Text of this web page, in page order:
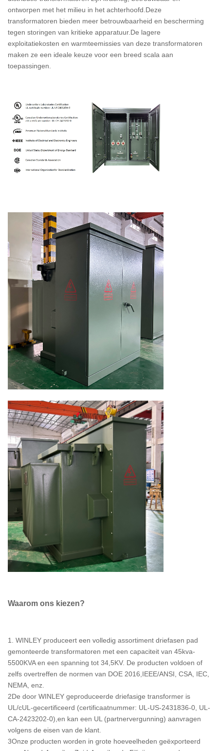
ontworpen met het milieu in het achterhoofd.Deze
transformatoren bieden meer betrouwbaarheid en bescherming
tegen storingen van kritieke apparatuur.De lagere
exploitatiekosten en warmteemissies van deze transformatoren
maken ze een ideale keuze voor een breed scala aan
toepassingen.
Waarom ons kiezen?
1. WINLEY produceert een volledig assortiment driefasen pad
gemonteerde transformatoren met een capaciteit van 45kva-
5500KVA en een spanning tot 34,5KV. De producten voldoen of
zelfs overtreffen de normen van DOE 2016,IEEE/ANSI, CSA, IEC,
NEMA, enz.
2De door WINLEY geproduceerde driefasige transformer is
UL/cUL-gecertificeerd (certificaatnummer: UL-US-2431836-0, UL-
CA-2423202-0),en kan een UL (partnervergunning) aanvragen
volgens de eisen van de klant.
3Onze producten worden in grote hoeveelheden geëxporteerd